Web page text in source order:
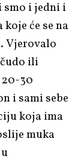
smo i jedni i
će se na
Vjerovalo
ili
30
i sami sebe
koja ima
muka